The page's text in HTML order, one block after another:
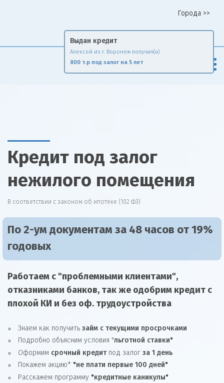
Города >>
FinRise
Кредит под залог
нежилого помещения
В соответствии с законом об ипотеке (102 ФЗ)
По 2-ум документам за 48 часов от 19%
годовых
Работаем с "проблемными клиентами",
отказниками банков, так же одобрим кредит с
плохой КИ и без оф. трудоустройства
Знаем как получить займ с текущими просрочками
Подробно объясним условия "льготной ставки"
Оформим срочный кредитпод залог за 1 день
Покажем акцию* "не плати первые 100 дней"
Расскажем программу "кредитные каникулы"
Выдан кредит
Алексей из г. Воронеж получил(а)
800 т.р под залог на 5 лет